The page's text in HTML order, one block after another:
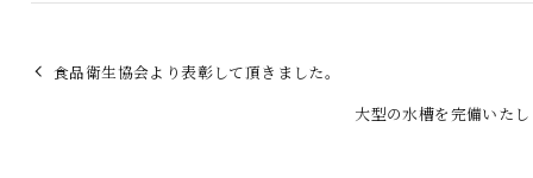
食品衛生協会より表彰して頂きました。
大型の水槽を完備いた